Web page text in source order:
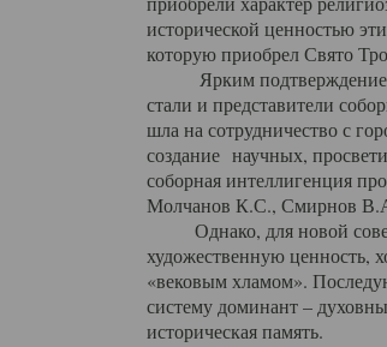
исторической ценностью
которую приобрел Свято
Ярким подтверждением
стали и представители
шла на сотрудничество с
создание научных,
соборная интеллигенция
Молчанов К.С., Смирнов
Однако, для новой
художественную ценность,
«вековым хламом».
систему доминант –
историческая память.